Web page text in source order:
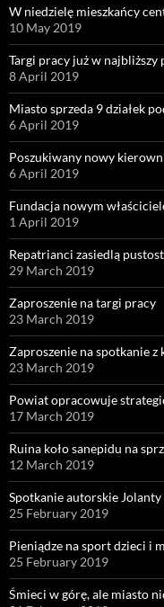
W niedzielę mieszkańcy
10 May 2019
Targi pracy już w najbliższy
8 April 2019
Miasto sprzeda 9 działek
6 April 2019
Poszukiwany nowy
6 April 2019
Fundacja nowym
1 April 2019
Repatrianci zasiedlą
29 March 2019
Zaproszenie na targi pracy
23 March 2019
Zaproszenie na spotkanie z
23 March 2019
Powiat opracowuje
17 March 2019
Ruina koło sanepidu na
12 March 2019
Spotkanie autorskie
25 February 2019
Pieniądze na sport dzieci i
25 February 2019
Śmieci w górę, ale miasto